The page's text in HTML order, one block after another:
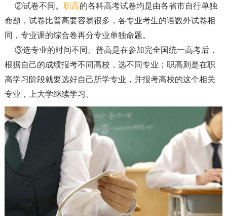
②试卷不同。 职高的各科高考试卷均是由各省市自行单独
命题，试卷比普高要容易很多，各专业考生的语数外试卷相
同，专业课的综合卷再分专业单独命题。
③选专业的时间不同。普高是在参加完全国统一高考后，
根据自己的成绩报考不同高校，选不同专业；职高则是在职
高学习阶段就要选好自己所学专业，并报考高校的这个相关
专业，上大学继续学习。